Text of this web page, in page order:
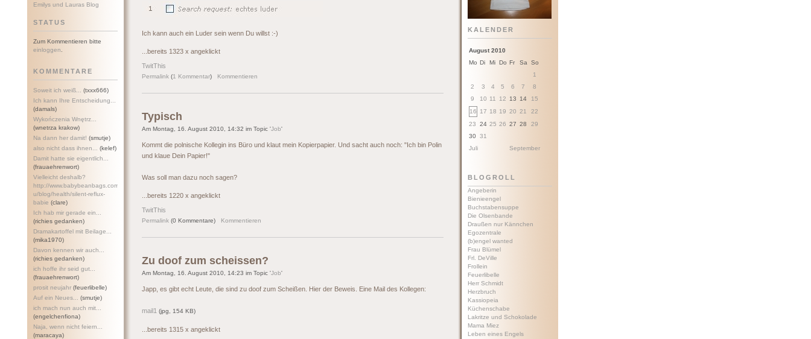
Emilys und Lauras Blog
STATUS
Zum Kommentieren bitte
einloggen
KOMMENTARE
Soweit ich weiß...
(txxx666)
Ich kann Ihre Entscheidung...
(damals)
Wykończenia Wnętrz...
(wnetrza krakow)
Na dann her damit! (smutje)
also nicht dass ihnen...
(kelef)
Damit hatte sie eigentlich...
(frauaehrenwort)
Vielleicht deshalb?
http://www.babybeanbags.com.a
u/blog/health/silent-reflux-
babie (clare)
Ich hab mir gerade ein...
(richies gedanken)
Dramakartoffel mit Beilage...
(mika1970)
Davon kennen wir auch...
(richies gedanken)
ich hoffe ihr seid gut...
(frauaehrenwort)
prosit neujahr (feuerlibelle)
Auf ein Neues...
(smutje)
ich mach nun auch mit...
(engelchenfiona)
Naja, wenn nicht feiern...
(maracaya)
Ich kann auch ein Luder sein wenn Du willst :-)
...bereits 1323 x angeklickt
TwitThis
Permalink (1 Kommentar) Kommentieren
Typisch
Am Montag, 16. August 2010, 14:32 im Topic 'Job'
Kommt die polnische Kollegin ins Büro und klaut mein Kopierpapier. Und sacht auch noch: "Ich bin Polin
und klaue Dein Papier!"
Was soll man dazu noch sagen?
...bereits 1220 x angeklickt
TwitThis
Permalink (0 Kommentare) Kommentieren
Zu doof zum scheissen?
Am Montag, 16. August 2010, 14:23 im Topic 'Job'
Japp, es gibt echt Leute, die sind zu doof zum Scheißen. Hier der Beweis. Eine Mail des Kollegen:
mail1 (jpg, 154 KB)
...bereits 1315 x angeklickt
KALENDER
August 2010
Mo Di Mi Do Fr Sa
So
1
2
3 4 5 6 7
8
9
10 11 12 13 14
15
16
17 18 19 20 21
22
23
24 25 26 27 28
29
30 31
Juli
September
BLOGROLL
Angeberin
Bienieengel
Buchstabensuppe
Die Olsenbande
Draußen nur Kännchen
Egozentrale
(b)engel wanted
Frau Blümel
Frl. DeVille
Frollein
Feuerlibelle
Herr Schmidt
Herzbruch
Kassiopeia
Küchenschabe
Lakritze und Schokolade
Mama Miez
Leben eines Engels